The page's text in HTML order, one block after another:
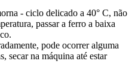
- ciclo delicado a 40° C, não
passar a ferro a baixa
pode ocorrer alguma
secar na máquina até estar